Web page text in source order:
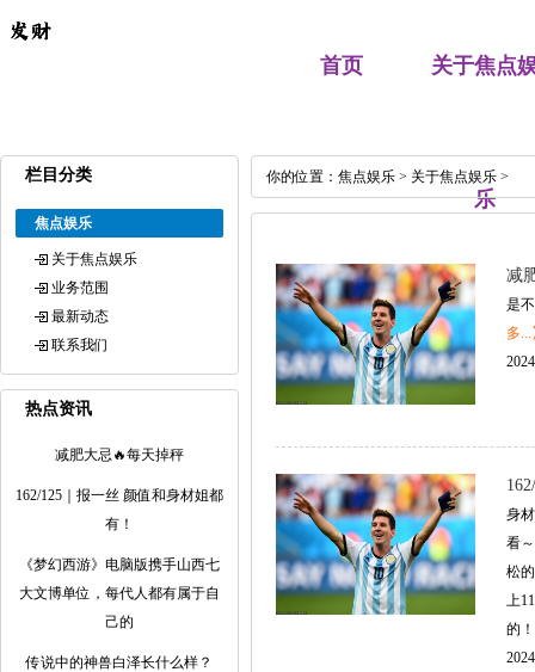
首页 关于焦点
乐
栏目分类
焦点娱乐
关于焦点娱乐
业务范围
最新动态
联系我们
热点资讯
减肥大忌🔥每天掉秤
162/125｜报一丝 颜值和身材姐都
有！
《梦幻西游》电脑版携手山西七
大文博单位，每代人都有属于自
己的
传说中的神兽白泽长什么样？
你的位置： 焦点娱乐 > 关于焦点娱乐 >
减
是
多...
身
看
松
上
的